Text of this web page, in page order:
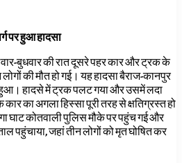
पर हुआ हादसा
बुधवार की रात दूसरे पहर कार और ट्रक के
की मौत हो गई। यह हादसा बैराज-कानपुर
में हुआ। हादसे में ट्रक पलट गया और उसमें लदा
का अगला हिस्सा पूरी तरह से क्षतिग्रस्त हो
घाट कोतवाली पुलिस मौके पर पहुंच गई और
पहुंचाया, जहां तीन लोगों को मृत घोषित कर